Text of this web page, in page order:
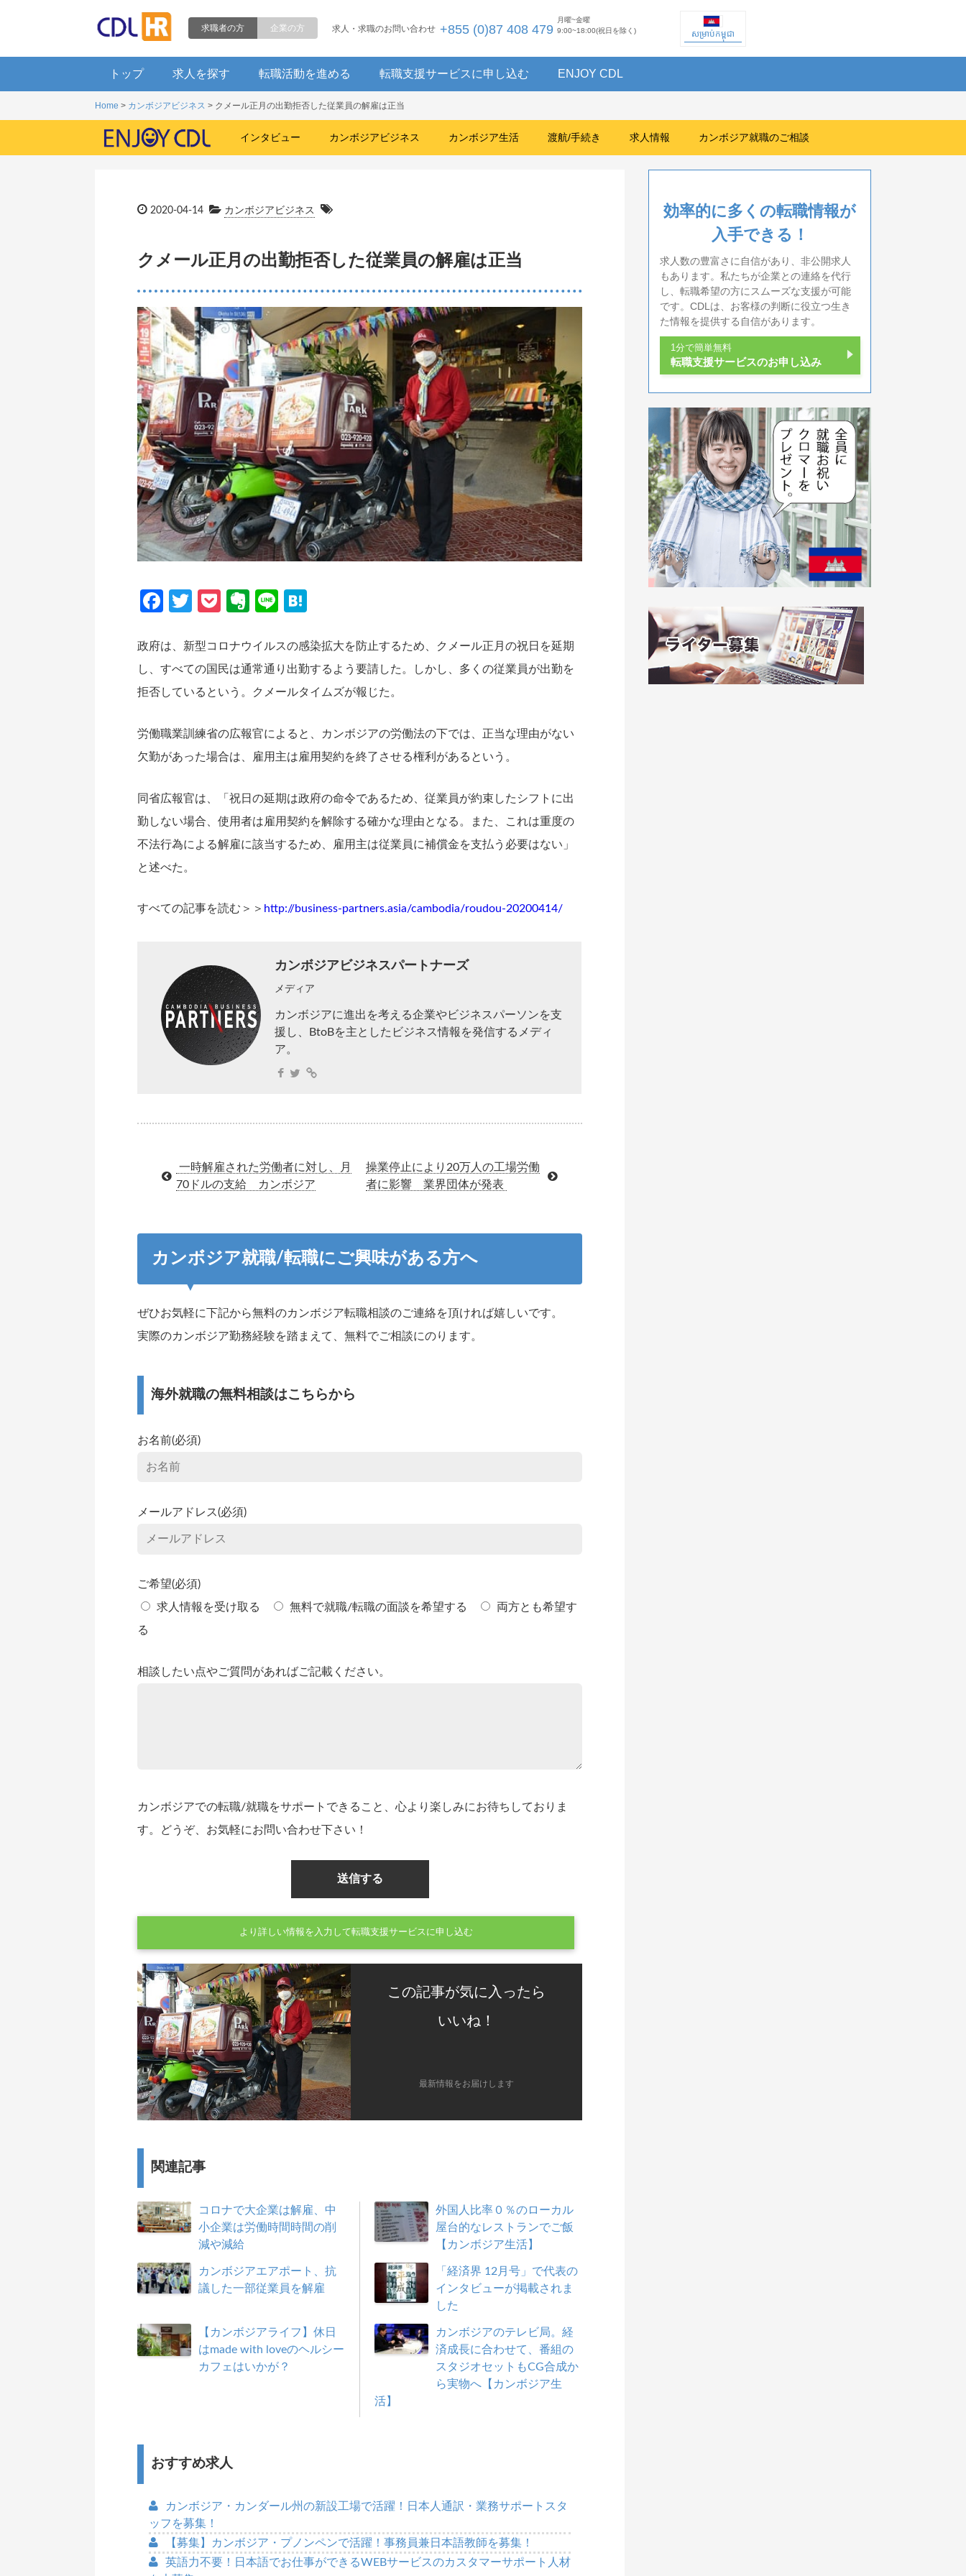
求人・求職のお問い合わせ +855 (0)87 408 479
月曜~金曜
9:00~18:00(祝日を除く)
សម្រាប់កម្ពុជា
求職者の方 企業の方
トップ 求人を探す 転職活動を進める 転職支援サービスに申し込む ENJOY CDL
Home > カンボジアビジネス > クメール正月の出勤拒否した従業員の解雇は正当
インタビュー カンボジアビジネス カンボジア生活 渡航/手続き 求人情報 カンボジア就職のご相談
2020-04-14 カンボジアビジネス
クメール正月の出勤拒否した従業員の解雇は正当
Facebook
Twitter
PocketEvernote
Line
政府は、新型コロナウイルスの感染拡大を防止するため、クメール正月の祝日を延期
し、すべての国民は通常通り出勤するよう要請した。しかし、多くの従業員が出勤を
拒否しているという。クメールタイムズが報じた。
労働職業訓練省の広報官によると、カンボジアの労働法の下では、正当な理由がない
欠勤があった場合は、雇用主は雇用契約を終了させる権利があるという。
同省広報官は、「祝日の延期は政府の命令であるため、従業員が約束したシフトに出
勤しない場合、使用者は雇用契約を解除する確かな理由となる。また、これは重度の
不法行為による解雇に該当するため、雇用主は従業員に補償金を支払う必要はない」
と述べた。
すべての記事を読む＞＞ http://business-partners.asia/cambodia/roudou-20200414/
カンボジアビジネスパートナーズ
メディア
カンボジアに進出を考える企業やビジネスパーソンを支
援し、BtoBを主としたビジネス情報を発信するメディ
ア。
一時解雇された労働者に対し、月
70ドルの支給 カンボジア
操業停止により20万人の工場労働
者に影響 業界団体が発表
カンボジア就職/転職にご興味がある方へ
ぜひお気軽に下記から無料のカンボジア転職相談のご連絡を頂ければ嬉しいです。
実際のカンボジア勤務経験を踏まえて、無料でご相談にのります。
海外就職の無料相談はこちらから
お名前(必須)
メールアドレス(必須)
ご希望(必須)
求人情報を受け取る
無料で就職/転職の面談を希望する
両方とも希望す
る
相談したい点やご質問があればご記載ください。
カンボジアでの転職/就職をサポートできること、心より楽しみにお待ちしておりま
す。どうぞ、お気軽にお問い合わせ下さい！
より詳しい情報を入力して転職支援サービスに申し込む
この記事が気に入ったら
いいね！
最新情報をお届けします
関連記事
コロナで大企業は解雇、中
小企業は労働時間時間の削
減や減給
カンボジアエアポート、抗
議した一部従業員を解雇
【カンボジアライフ】休日
はmade with loveのヘルシー
カフェはいかが？
外国人比率０％のローカル
屋台的なレストランでご飯
【カンボジア生活】
「経済界 12月号」で代表の
インタビューが掲載されま
した
カンボジアのテレビ局。経
済成長に合わせて、番組の
スタジオセットもCG合成か
ら実物へ【カンボジア生
活】
おすすめ求人
カンボジア・カンダール州の新設工場で活躍！日本人通訳・業務サポートスタ
ッフを募集！
【募集】カンボジア・プノンペンで活躍！事務員兼日本語教師を募集！
英語力不要！日本語でお仕事ができるWEBサービスのカスタマーサポート人材
効率的に多くの転職情報が
入手できる！
求人数の豊富さに自信があり、非公開求人
もあります。私たちが企業との連絡を代行
し、転職希望の方にスムーズな支援が可能
です。CDLは、お客様の判断に役立つ生き
た情報を提供する自信があります。
1分で簡単無料
転職支援サービスのお申し込み